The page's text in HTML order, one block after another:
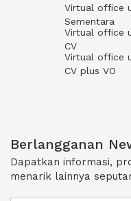
Virtual office
Sementara
Virtual office
CV
Virtual office
CV plus VO
Berlangganan
Dapatkan informasi,
menarik lainnya seputar